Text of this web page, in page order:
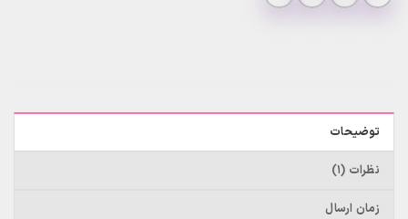
توضیحات
نظرات (1)
زمان ارسال